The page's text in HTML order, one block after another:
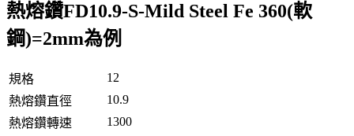
熱熔鑽FD10.9-S-Mild Steel Fe 360(軟
鋼)=2mm為例
規格
12
熱熔鑽直徑
10.9
熱熔鑽轉速
1300